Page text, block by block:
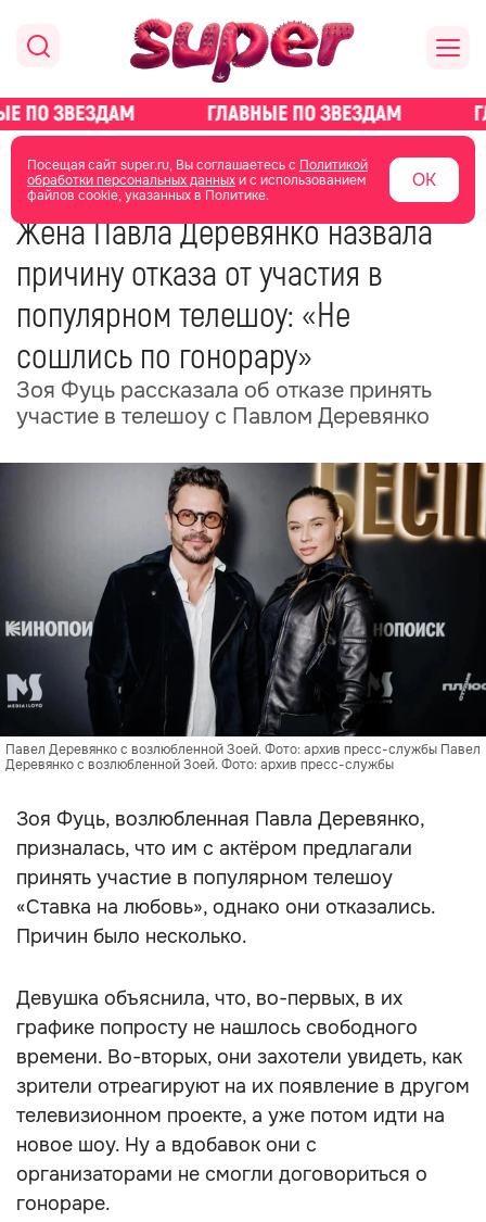
Посещая сайт super.ru, Вы соглашаетесь с Политикой
обработки персональных данныхи с использованием
файлов cookie, указанных в Политике.
ОК
главная новости о звездах новости
23 июня 04:26
Жена Павла Деревянко назвала
причину отказа от участия в
популярном телешоу: «Не
сошлись по гонорару»
Зоя Фуць рассказала об отказе принять
участие в телешоу с Павлом Деревянко
Павел Деревянко с возлюбленной Зоей. Фото: архив пресс-службы Павел
Деревянко с возлюбленной Зоей. Фото: архив пресс-службы
Зоя Фуць, возлюбленная Павла Деревянко,
призналась, что им с актёром предлагали
принять участие в популярном телешоу
«Ставка на любовь», однако они отказались.
Причин было несколько.
Девушка объяснила, что, во-первых, в их
графике попросту не нашлось свободного
времени. Во-вторых, они захотели увидеть, как
зрители отреагируют на их появление в другом
телевизионном проекте, а уже потом идти на
новое шоу. Ну а вдобавок они с
организаторами не смогли договориться о
гонораре.